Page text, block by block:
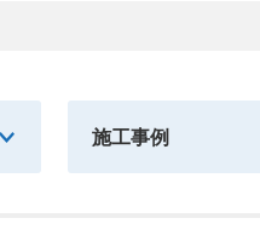
施工事例